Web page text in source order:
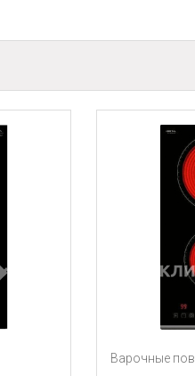
Варочные поверхности